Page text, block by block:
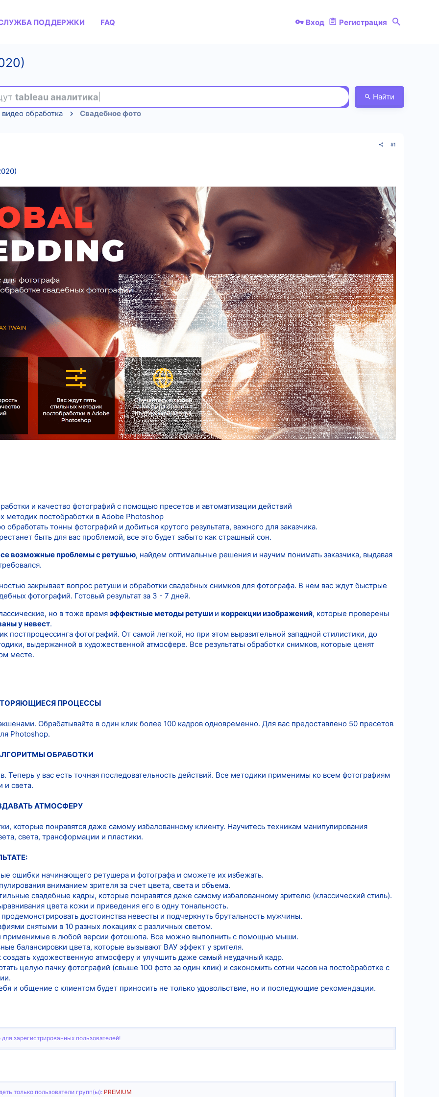
ПОДДЕРЖКИ FAQ Вход Регистрация
tableau аналитика
Найти
обработка
Свадебное фото
#1
и качество фотографий с помощью пресетов и автоматизации действий
методик постобработки в Adobe Photoshop
тонны фотографий и добиться крутого результата, важного для заказчика.
быть для вас проблемой, все это будет забыто как страшный сон.
возможные проблемы с ретушью, найдем оптимальные решения и научим понимать заказчика, выдавая
закрывает вопрос ретуши и обработки свадебных снимков для фотографа. В нем вас ждут быстрые
фотографий. Готовый результат за 3 - 7 дней.
но в тоже время эффектные методы ретуши и коррекции изображений, которые проверены
у невест.
постпроцессинга фотографий. От самой легкой, но при этом выразительной западной стилистики, до
выдержанной в художественной атмосфере. Все результаты обработки снимков, которые ценят
месте.
ПРОЦЕССЫ
Обрабатывайте в один клик более 100 кадров одновременно. Для вас предоставлено 50 пресетов
Photoshop.
ОБРАБОТКИ
Теперь у вас есть точная последовательность действий. Все методики применимы ко всем фотографиям
и света.
АТМОСФЕРУ
которые понравятся даже самому избалованному клиенту. Научитесь техникам манипулирования
света, трансформации и пластики.
ошибки начинающего ретушера и фотографа и сможете их избежать.
вниманием зрителя за счет цвета, света и объема.
свадебные кадры, которые понравятся даже самому избалованному зрителю (классический стиль).
цвета кожи и приведения его в одну тональность.
достоинства невесты и подчеркнуть брутальность мужчины.
снятыми в 10 разных локациях с различных светом.
применимые в любой версии фотошопа. Все можно выполнить с помощью мыши.
балансировки цвета, которые вызывают ВАУ эффект у зрителя.
создать художественную атмосферу и улучшить даже самый неудачный кадр.
целую пачку фотографий (свыше 100 фото за один клик) и сэкономить сотни часов на постобработке с
и общение с клиентом будет приносить не только удовольствие, но и последующие рекомендации.
зарегистрированных пользователей!
только пользователи групп(ы): PREMIUM